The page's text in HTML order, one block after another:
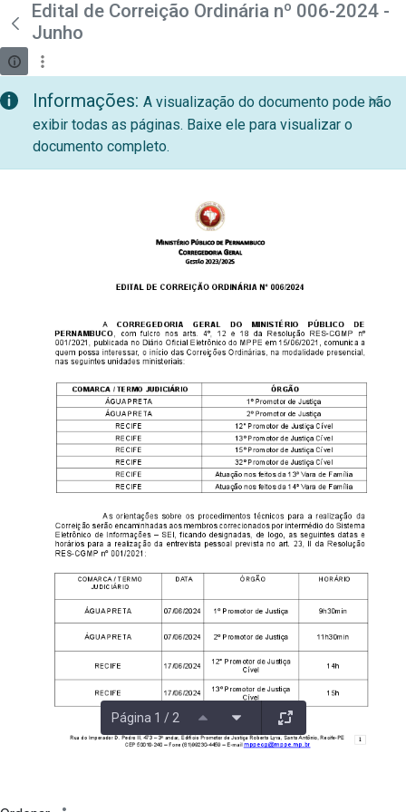
Pular para o Conteúdo principal
teste descricao
Edital de Correição Ordinária nº 006-2024 -
Junho
Informações: A visualização do documento pode não
exibir todas as páginas. Baixe ele para visualizar o
documento completo.
Página 1 / 2